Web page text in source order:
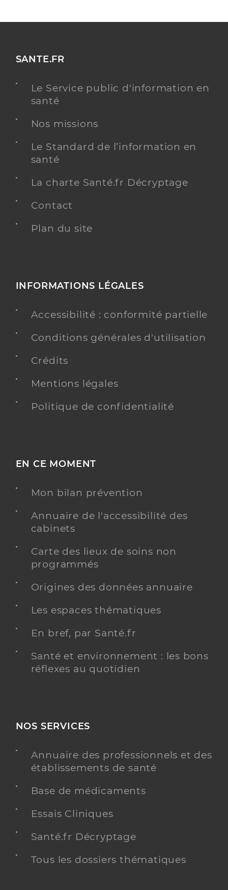
SANTE.FR
Le Service public d'information en
santé
Nos missions
Le Standard de l’information en
santé
La charte Santé.fr Décryptage
Contact
Plan du site
INFORMATIONS LÉGALES
Accessibilité : conformité partielle
Conditions générales d'utilisation
Crédits
Mentions légales
Politique de confidentialité
EN CE MOMENT
Mon bilan prévention
Annuaire de l'accessibilité des
cabinets
Carte des lieux de soins non
programmés
Origines des données annuaire
Les espaces thématiques
En bref, par Santé.fr
Santé et environnement : les bons
réflexes au quotidien
NOS SERVICES
Annuaire des professionnels et des
établissements de santé
Base de médicaments
Essais Cliniques
Santé.fr Décryptage
Tous les dossiers thématiques